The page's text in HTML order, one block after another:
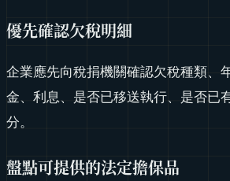
優先確認欠稅明細
企業應先向稅捐機關確認欠稅種類、
金、利息、是否已移送執行、是否已
分。
盤點可提供的法定擔保品